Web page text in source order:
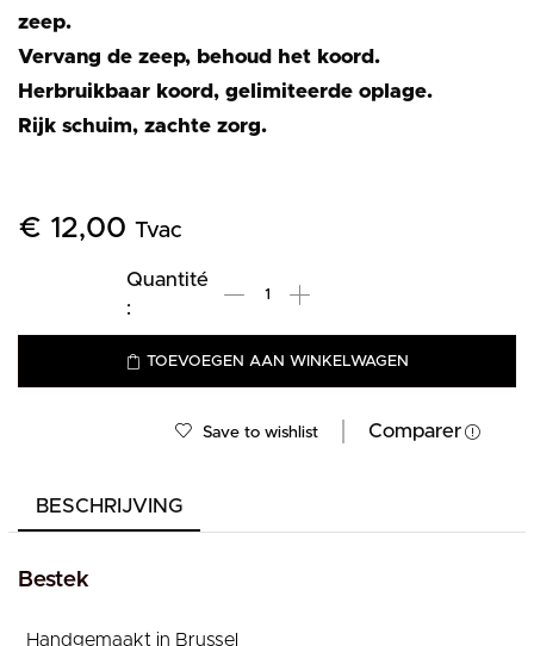
zeep.
Vervang de zeep, behoud het koord.
Herbruikbaar koord, gelimiteerde oplage.
Rijk schuim, zachte zorg.
€ 12,00 Tvac
TOEVOEGEN AAN WINKELWAGEN
Save to wishlist Comparer
BESCHRIJVING
Bestek
Handgemaakt in Brussel